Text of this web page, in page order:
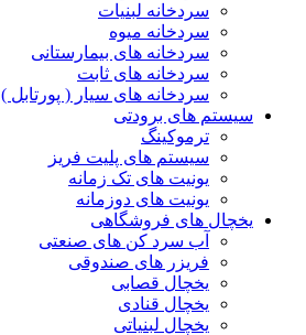
سردخانه لبنیات
سردخانه میوه
سردخانه های بیمارستانی
سردخانه های ثابت
سردخانه های سیار ( پورتابل )
سیستم های برودتی
ترموکینگ
سیستم های پلیت فریز
یونیت های تک زمانه
یونیت های دوزمانه
یخچال های فروشگاهی
آب سرد کن های صنعتی
فریزر های صندوقی
یخچال قصابی
یخچال قنادی
یخچال لبنیاتی